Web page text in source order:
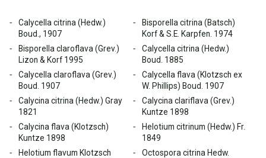
Calycella citrina (Hedw.)
Boud., 1907
Bisporella citrina (Batsch)
Korf & S.E. Karpfen. 1974
Bisporella claroflava (Grev.)
Lizon & Korf 1995
Calycella citrina (Hedw.)
Boud. 1885
Calycella claroflava (Grev.)
Boud. 1907
Calycella flava (Klotzsch ex
W. Phillips) Boud. 1907
Calycina citrina (Hedw.) Gray
1821
Calycina clariflava (Grev.)
Kuntze 1898
Calycina flava (Klotzsch)
Kuntze 1898
Helotium citrinum (Hedw.) Fr.
1849
Helotium flavum Klotzsch
Octospora citrina Hedw.